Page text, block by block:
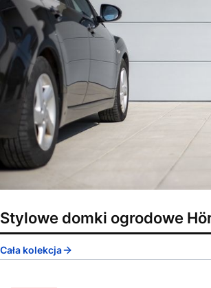
Stylowe domki ogrodowe
Cała kolekcja